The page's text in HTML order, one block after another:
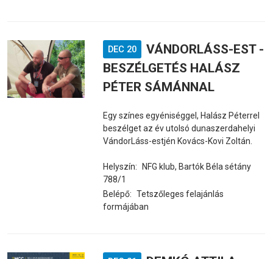
DEC 20
VÁNDORLÁSS-EST -
BESZÉLGETÉS HALÁSZ
PÉTER SÁMÁNNAL
Egy színes egyéniséggel, Halász Péterrel
beszélget az év utolsó dunaszerdahelyi
VándorLáss-estjén Kovács-Kovi Zoltán.
Helyszín:
NFG klub, Bartók Béla sétány
788/1
Belépő: Tetszőleges felajánlás
formájában